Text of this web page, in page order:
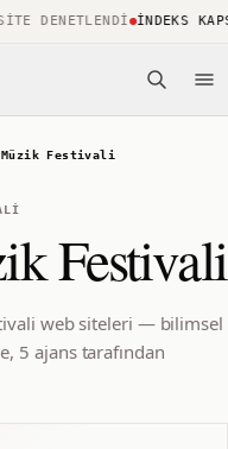
DENETLENDI İNDEKS
Müzik Festivali
Festivali
web siteleri — bilimsel
5 ajans tarafından